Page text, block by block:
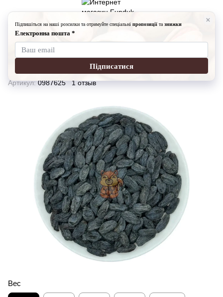
Сухофрукты Изюм Дамские Пальчики (Узбекский)-100гр
Изюм Дамские Пальчики
(Узбекский)-100гр
Артикул:0987625 1 отзыв
Вес